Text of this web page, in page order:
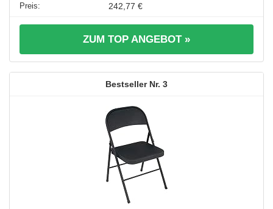
242,77 €
ZUM TOP ANGEBOT »
3